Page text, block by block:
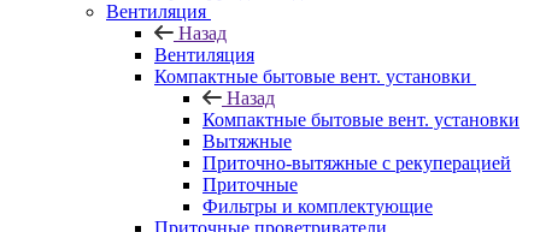
Вентиляция
Назад
Вентиляция
Компактные бытовые вент. установки
Назад
Компактные бытовые вент. установки
Вытяжные
Приточно-вытяжные с рекуперацией
Приточные
Фильтры и комплектующие
Приточные проветриватели